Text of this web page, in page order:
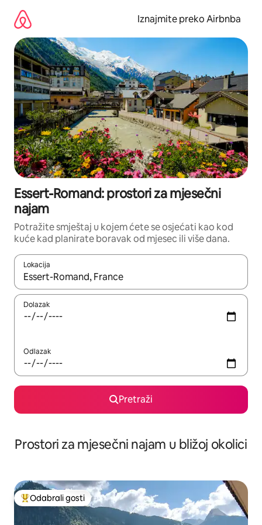
sadržaj
Iznajmite preko Airbnba
Essert-Romand: prostori za mjesečni
najam
Potražite smještaj u kojem ćete se osjećati kao kod
kuće kad planirate boravak od mjesec ili više dana.
Lokacija
Kada budu dostupni rezultati, moći ćete ih pregledati
Dolazak
Odlazak
Pretraži
Prostori za mjesečni najam u bližoj okolici
Među najviše rangiranima s oznakom „Odabrali gosti”
Odabrali gosti